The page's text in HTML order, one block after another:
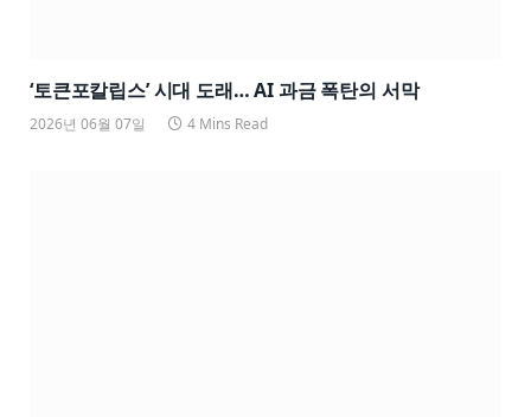
‘토큰포칼립스’ 시대 도래… AI 과금 폭탄의 서막
2026년 06월 07일 4 Mins Read